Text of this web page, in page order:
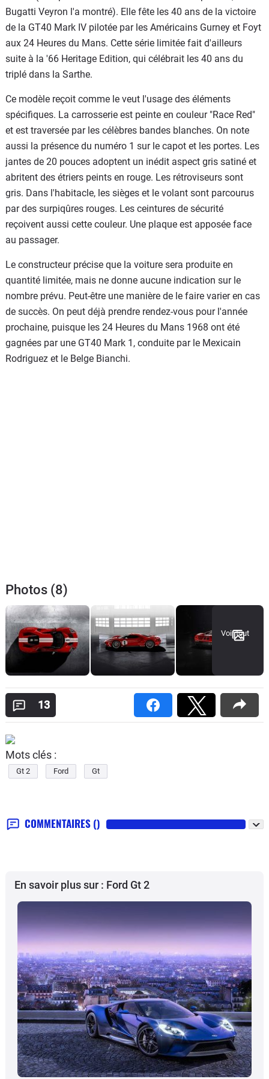
Bugatti Veyron l'a montré). Elle fête les 40 ans de la victoire
de la GT40 Mark IV pilotée par les Américains Gurney et Foyt
aux 24 Heures du Mans. Cette série limitée fait d'ailleurs
suite à la '66 Heritage Edition, qui célébrait les 40 ans du
triplé dans la Sarthe.
Ce modèle reçoit comme le veut l'usage des éléments
spécifiques. La carrosserie est peinte en couleur "Race Red"
et est traversée par les célèbres bandes blanches. On note
aussi la présence du numéro 1 sur le capot et les portes. Les
jantes de 20 pouces adoptent un inédit aspect gris satiné et
abritent des étriers peints en rouge. Les rétroviseurs sont
gris. Dans l'habitacle, les sièges et le volant sont parcourus
par des surpiqûres rouges. Les ceintures de sécurité
reçoivent aussi cette couleur. Une plaque est apposée face
au passager.
Le constructeur précise que la voiture sera produite en
quantité limitée, mais ne donne aucune indication sur le
nombre prévu. Peut-être une manière de le faire varier en cas
de succès. On peut déjà prendre rendez-vous pour l'année
prochaine, puisque les 24 Heures du Mans 1968 ont été
gagnées par une GT40 Mark 1, conduite par le Mexicain
Rodriguez et le Belge Bianchi.
Photos (8)
Voir tout
13
Mots clés :
Gt 2 Ford Gt
COMMENTAIRES ()
En savoir plus sur : Ford Gt 2